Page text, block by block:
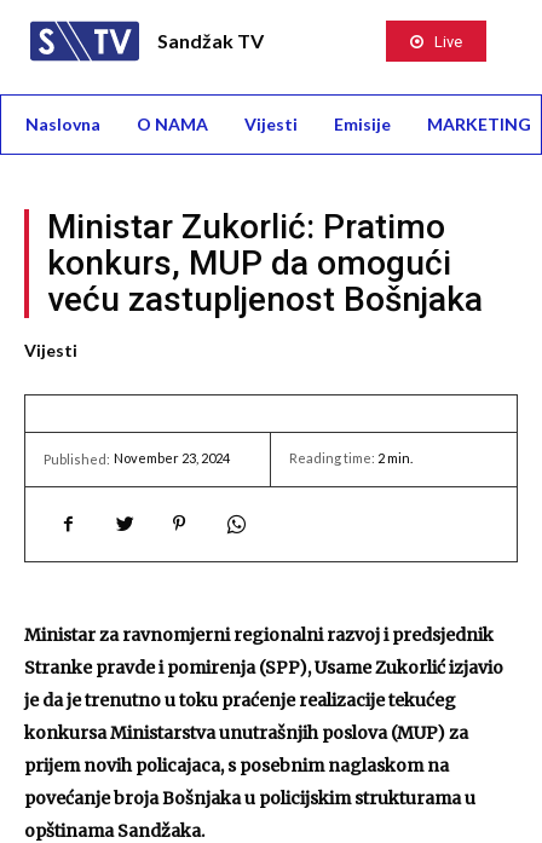
Sandžak TV Live
Naslovna O NAMA Vijesti Emisije MARKETING
Ministar Zukorlić: Pratimo
konkurs, MUP da omogući
veću zastupljenost Bošnjaka
Vijesti
Published: November 23, 2024 Reading time: 2min.
Ministar za ravnomjerni regionalni razvoj i predsjednik
Stranke pravde i pomirenja (SPP), Usame Zukorlić izjavio
je da je trenutno u toku praćenje realizacije tekućeg
konkursa Ministarstva unutrašnjih poslova (MUP) za
prijem novih policajaca, s posebnim naglaskom na
povećanje broja Bošnjaka u policijskim strukturama u
opštinama Sandžaka.